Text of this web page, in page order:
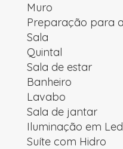
Muro
Preparação para
Sala
Quintal
Sala de estar
Banheiro
Lavabo
Sala de jantar
Iluminação em Led
Suíte com Hidro